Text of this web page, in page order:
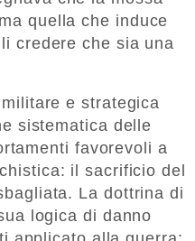
quella che induce
credere che sia una
e strategica
sistematica delle
favorevoli a
il sacrificio del
La dottrina di
logica di danno